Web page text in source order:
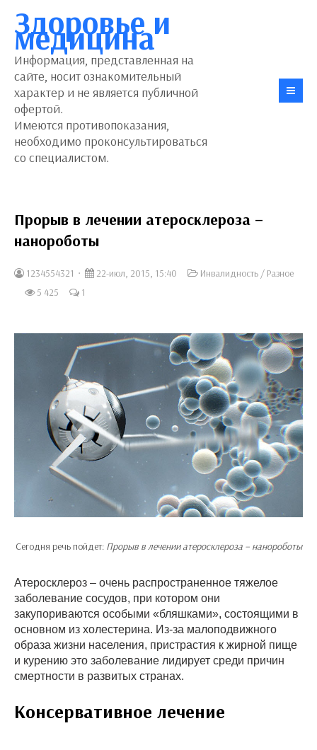
Здоровье и
медицина
Информация, представленная на
сайте, носит ознакомительный
характер и не является публичной
офертой.
Имеются противопоказания,
необходимо проконсультироваться
со специалистом.
Прорыв в лечении атеросклероза –
нанороботы
1234554321 22-июл, 2015, 15:40 Инвалидность / Разное
5 425
1
Сегодня речь пойдет: Прорыв в лечении атеросклероза – нанороботы
Атеросклероз – очень распространенное тяжелое
заболевание сосудов, при котором они
закупориваются особыми «бляшками», состоящими в
основном из холестерина. Из-за малоподвижного
образа жизни населения, пристрастия к жирной пище
и курению это заболевание лидирует среди причин
смертности в развитых странах.
Консервативное лечение